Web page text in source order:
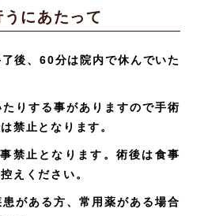
にあたって
後、60分は院内で休んでいた
りする事がありますので手術
禁止となります。
禁止となります。術後は食事
えください。
がある方、常用薬がある場合